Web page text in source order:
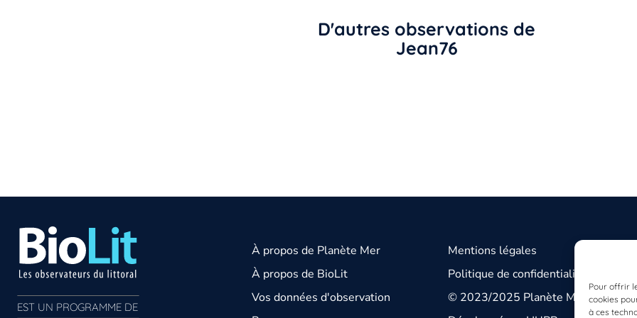
Pour offrir
cookies
à ces
D'autres observations de
Jean76
EST UN PROGRAMME DE
À propos de Planète Mer
À propos de BioLit
Vos données d'observation
Mentions légales
Politique de confidentialité
© 2023/2025 Planète Mer